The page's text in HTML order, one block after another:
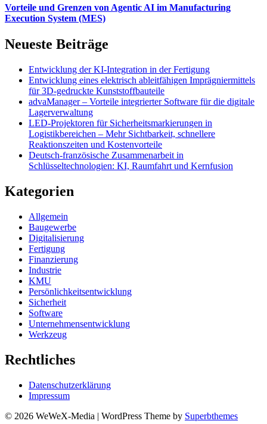
Vorteile und Grenzen von Agentic AI im Manufacturing
Execution System (MES)
Neueste Beiträge
Entwicklung der KI-Integration in der Fertigung
Entwicklung eines elektrisch ableitfähigen Imprägniermittels
für 3D-gedruckte Kunststoffbauteile
advaManager – Vorteile integrierter Software für die digitale
Lagerverwaltung
LED-Projektoren für Sicherheitsmarkierungen in
Logistikbereichen – Mehr Sichtbarkeit, schnellere
Reaktionszeiten und Kostenvorteile
Deutsch-französische Zusammenarbeit in
Schlüsseltechnologien: KI, Raumfahrt und Kernfusion
Kategorien
Allgemein
Baugewerbe
Digitalisierung
Fertigung
Finanzierung
Industrie
KMU
Persönlichkeitsentwicklung
Sicherheit
Software
Unternehmensentwicklung
Werkzeug
Rechtliches
Datenschutzerklärung
Impressum
© 2026 WeWeX-Media | WordPress Theme by Superbthemes